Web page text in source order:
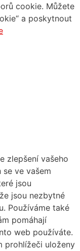
cookie. Můžete
a poskytnout
zlepšení vašeho
ve vašem
jsou
jsou nezbytné
Používáme také
pomáhají
web používáte.
prohlížeči uloženy